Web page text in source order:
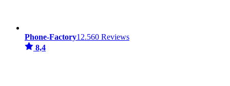
Phone-Factory12.560 Reviews
8,4